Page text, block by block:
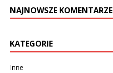
NAJNOWSZE KOMENTARZE
KATEGORIE
Inne